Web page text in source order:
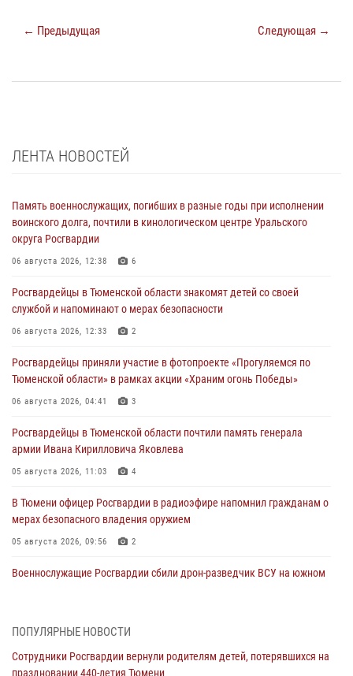
← Предыдущая Следующая →
ЛЕНТА НОВОСТЕЙ
Память военнослужащих, погибших в разные годы при исполнении
воинского долга, почтили в кинологическом центре Уральского
округа Росгвардии
06 августа 2026, 12:38 6
Росгвардейцы в Тюменской области знакомят детей со своей
службой и напоминают о мерах безопасности
06 августа 2026, 12:33 2
Росгвардейцы приняли участие в фотопроекте «Прогуляемся по
Тюменской области» в рамках акции «Храним огонь Победы»
06 августа 2026, 04:41 3
Росгвардейцы в Тюменской области почтили память генерала
армии Ивана Кирилловича Яковлева
05 августа 2026, 11:03 4
В Тюмени офицер Росгвардии в радиоэфире напомнил гражданам о
мерах безопасного владения оружием
05 августа 2026, 09:56 2
Военнослужащие Росгвардии сбили дрон-разведчик ВСУ на южном
масштабных спортивных событий на Урале
ПОПУЛЯРНЫЕ НОВОСТИ
Сотрудники Росгвардии вернули родителям детей, потерявшихся на
праздновании 440-летия Тюмени